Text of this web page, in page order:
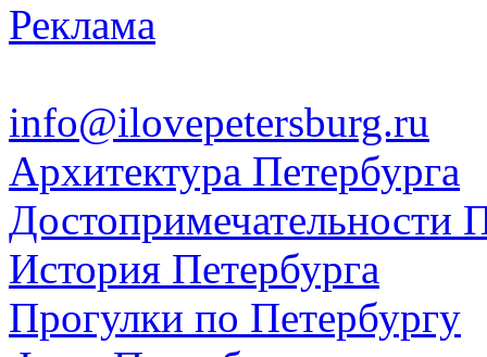
Реклама
info@ilovepetersburg.ru
Архитектура Петербурга
Достопримечательности
История Петербурга
Прогулки по Петербургу